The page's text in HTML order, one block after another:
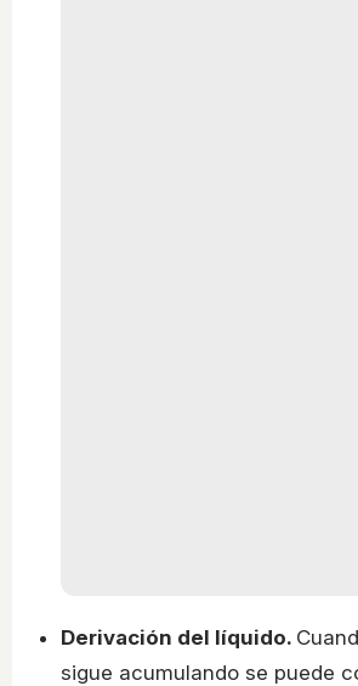
Derivación del líquido.
sigue acumulando se puede